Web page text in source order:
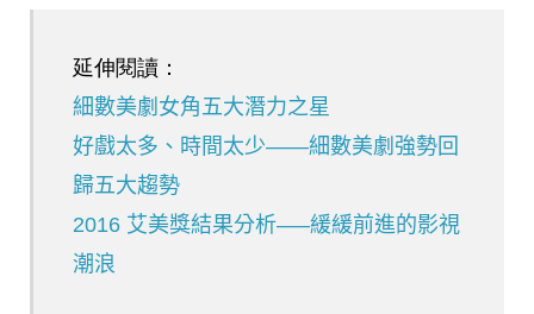
延伸閱讀：
細數美劇女角五大潛力之星
好戲太多、時間太少——細數美劇強勢回
歸五大趨勢
2016 艾美獎結果分析—–緩緩前進的影視
潮浪